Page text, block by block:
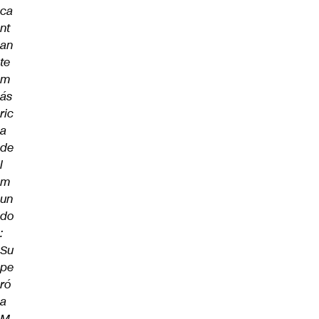
ca
nt
an
te
m
ás
ric
a
de
l
m
un
do
:
Su
pe
ró
a